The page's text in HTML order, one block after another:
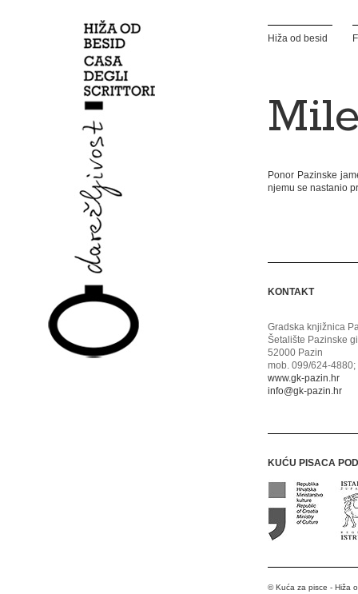
Hiža od besid
Ponor Pazinske
njemu se nastanio
KONTAKT
Gradska knjižnica
Šetalište Pazinske
52000 Pazin
mob. 099/624-
www.gk-pazin.hr
info@gk-pazin.hr
KUĆU PISACA
© Kuća za pisce - Hiža